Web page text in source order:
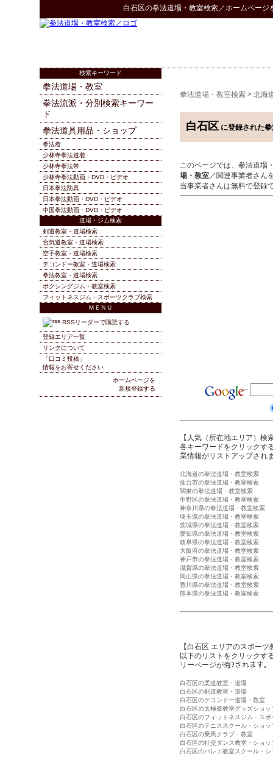
白石区の拳法道場・教室検索／ホームページ
拳法道場・教室検索 > 北海
白石区 に登録された
このページでは、拳法道場
場・教室／関連事業者さん
当事業者さんは無料で登録
【人気（所在地エリア）検
各キーワードをクリックす
業情報がリストアップされ
北海道の拳法道場・教室検索
仙台市の拳法道場・教室検索
関東の拳法道場・教室検索
中野区の拳法道場・教室検索
神奈川県の拳法道場・教室検索
埼玉県の拳法道場・教室検索
茨城県の拳法道場・教室検索
愛知県の拳法道場・教室検索
岐阜県の拳法道場・教室検索
大阪府の拳法道場・教室検索
神戸市の拳法道場・教室検索
滋賀県の拳法道場・教室検索
岡山県の拳法道場・教室検索
香川県の拳法道場・教室検索
熊本県の拳法道場・教室検索
【白石区 エリアのスポー
以下のリストをクリックす
リーページが侮ｦされます。
白石区の柔道教室・道場
白石区の剣道教室・道場
白石区のテコンドー道場・教室
白石区の太極拳教室グッズショッ
白石区のフィットネスジム・スポ
白石区のテニススクール・ショッ
白石区の乗馬クラブ・教室
白石区の社交ダンス教室・ショッ
白石区のバレエ教室スクール・シ
検索キーワード
拳法道場・教室
拳法流派・分別検索キーワー
ド
拳法道具用品・ショップ
拳法着
少林寺拳法道着
少林寺拳法帯
少林寺拳法動画・DVD・ビデオ
日本拳法防具
日本拳法動画・DVD・ビデオ
中国拳法動画・DVD・ビデオ
道場・ジム検索
剣道教室・道場検索
合気道教室・道場検索
空手教室・道場検索
テコンドー教室・道場検索
拳法教室・道場検索
ボクシングジム・教室検索
フィットネスジム・スポーツクラブ検索
ＭＥＮＵ
RSSリーダーで購読する
登録エリア一覧
リンクについて
「口コミ投稿」
情報をお寄せください
ホームページを
新規登録する